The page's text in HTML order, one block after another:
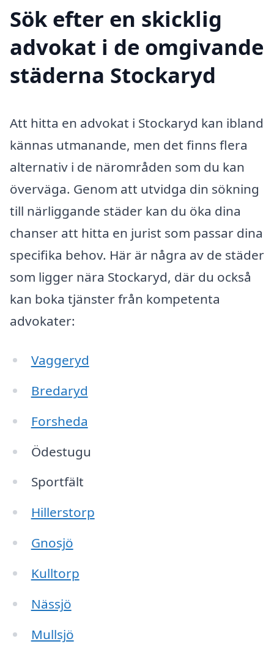
Sök efter en skicklig
advokat i de omgivande
städerna Stockaryd
Att hitta en advokat i Stockaryd kan ibland
kännas utmanande, men det finns flera
alternativ i de närområden som du kan
överväga. Genom att utvidga din sökning
till närliggande städer kan du öka dina
chanser att hitta en jurist som passar dina
specifika behov. Här är några av de städer
som ligger nära Stockaryd, där du också
kan boka tjänster från kompetenta
advokater:
Vaggeryd
Bredaryd
Forsheda
Ödestugu
Sportfält
Hillerstorp
Gnosjö
Kulltorp
Nässjö
Mullsjö